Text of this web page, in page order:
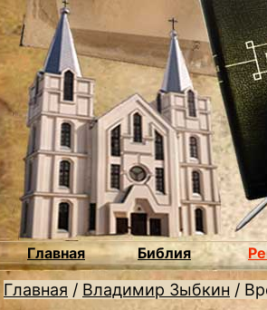
Главная Библия
Главная / Владимир Зыбкин /